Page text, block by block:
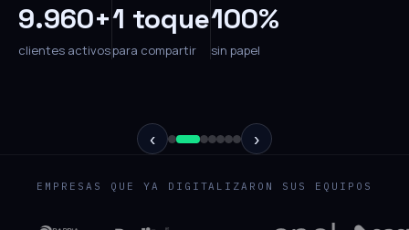
9.960+
clientes activos
1 toque
para compartir
100%
sin papel
‹ ›
EMPRESAS QUE YA DIGITALIZARON SUS EQUIPOS